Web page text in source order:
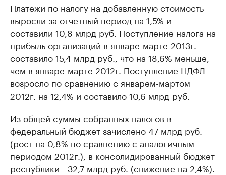
Платежи по налогу на добавленную стоимость
выросли за отчетный период на 1,5% и
составили 10,8 млрд руб. Поступление налога на
прибыль организаций в январе-марте 2013г.
составило 15,4 млрд руб., что на 18,6% меньше,
чем в январе-марте 2012г. Поступление НДФЛ
возросло по сравнению с январем-мартом
2012г. на 12,4% и составило 10,6 млрд руб.
Из общей суммы собранных налогов в
федеральный бюджет зачислено 47 млрд руб.
(рост на 0,8% по сравнению с аналогичным
периодом 2012г.), в консолидированный бюджет
республики - 32,7 млрд руб. (снижение на 2,4%).